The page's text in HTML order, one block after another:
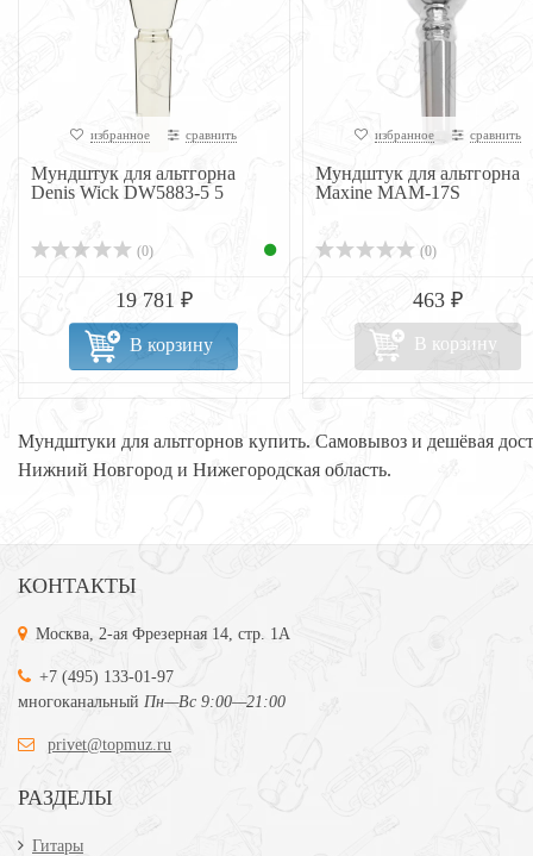
избранное сравнить
Мундштук для альтгорна
Denis Wick DW5883-5 5
(0)
19 781 ₽
В корзину
избранное сравнить
Мундштук для альтгорна
Maxine MAM-17S
(0)
463 ₽
В корзину
Мундштуки для альтгорнов купить. Самовывоз и дешёвая
Нижний Новгород и Нижегородская область.
КОНТАКТЫ
Москва, 2-ая Фрезерная 14, стр. 1А
+7 (495) 133-01-97
многоканальный Пн—Вс 9:00—21:00
privet@topmuz.ru
РАЗДЕЛЫ
Гитары